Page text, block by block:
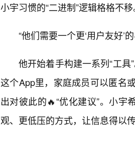
小宇习惯的“二进制”逻辑格格不移
“他们需要一个更‘用户友好’
他开始着手构建一系列“工具
这个App里，家庭成员可以匿名
出对彼此的🔥“优化建议”。小宇
观、更低压的方式，让信息得以传